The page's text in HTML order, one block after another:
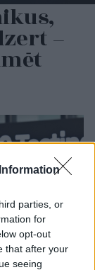
parties, or
for
opt-out
that after your
seeing
–
Covid–
kalnā